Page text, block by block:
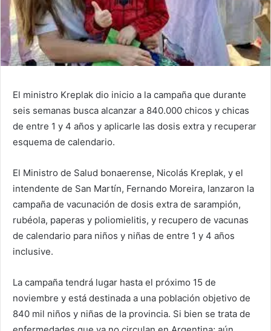
El ministro Kreplak dio inicio a la campaña que durante
seis semanas busca alcanzar a 840.000 chicos y chicas
de entre 1 y 4 años y aplicarle las dosis extra y recuperar
esquema de calendario.
El Ministro de Salud bonaerense, Nicolás Kreplak, y el
intendente de San Martín, Fernando Moreira, lanzaron la
campaña de vacunación de dosis extra de sarampión,
rubéola, paperas y poliomielitis, y recupero de vacunas
de calendario para niños y niñas de entre 1 y 4 años
inclusive.
La campaña tendrá lugar hasta el próximo 15 de
noviembre y está destinada a una población objetivo de
840 mil niños y niñas de la provincia. Si bien se trata de